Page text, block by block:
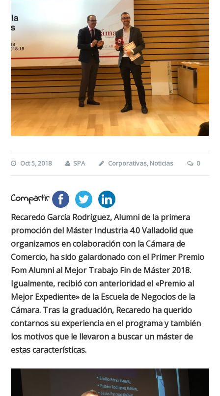
Oct 5, 2018 SPA Corporativas, Noticias 0
Compartir
Recaredo García Rodríguez, Alumni de la primera
promoción del Máster Industria 4.0 Valladolid que
organizamos en colaboración con la Cámara de
Comercio, ha sido galardonado con el Primer Premio
Fom Alumni al Mejor Trabajo Fin de Máster 2018.
Igualmente, recibió con anterioridad el «Premio al
Mejor Expediente» de la Escuela de Negocios de la
Cámara. Tras la graduación, Recaredo ha querido
contarnos su experiencia en el programa y también
los motivos que le llevaron a buscar un máster de
estas características.